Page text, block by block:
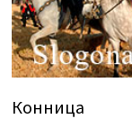
Конница